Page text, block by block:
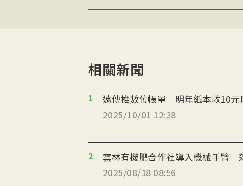
相關新聞
1
遠傳推數位帳單 明年紙本收10元
2025/10/01 12:38
2
雲林有機肥合作社導入機械手臂
2025/08/18 08:56